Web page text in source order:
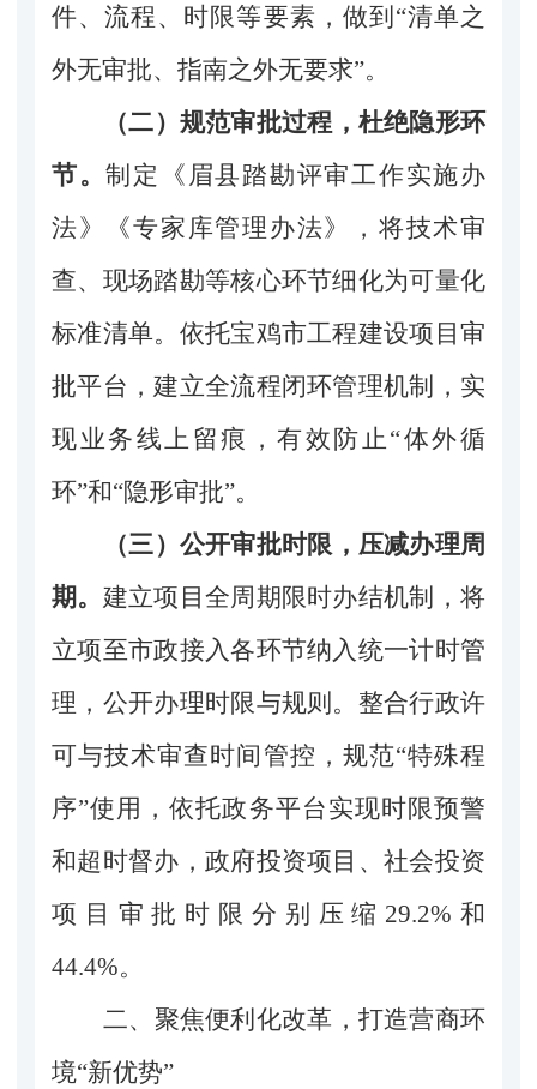
件、流程、时限等要素，做到“清单之
外无审批、指南之外无要求”。
（二）规范审批过程，杜绝隐形环
节。制定《眉县踏勘评审工作实施办
法》《专家库管理办法》，将技术审
查、现场踏勘等核心环节细化为可量化
标准清单。依托宝鸡市工程建设项目审
批平台，建立全流程闭环管理机制，实
现业务线上留痕，有效防止“体外循
环”和“隐形审批”。
（三）公开审批时限，压减办理周
期。 建立项目全周期限时办结机制，将
立项至市政接入各环节纳入统一计时管
理，公开办理时限与规则。整合行政许
可与技术审查时间管控，规范“特殊程
序”使用，依托政务平台实现时限预警
和超时督办，政府投资项目、社会投资
项目审批时限分别压缩29.2%和
44.4%。
二、聚焦便利化改革，打造营商环
境“新优势”